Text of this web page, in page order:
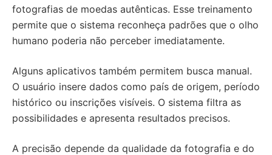
fotografias de moedas autênticas. Esse treinamento
permite que o sistema reconheça padrões que o olho
humano poderia não perceber imediatamente.
Alguns aplicativos também permitem busca manual.
O usuário insere dados como país de origem, período
histórico ou inscrições visíveis. O sistema filtra as
possibilidades e apresenta resultados precisos.
A precisão depende da qualidade da fotografia e do